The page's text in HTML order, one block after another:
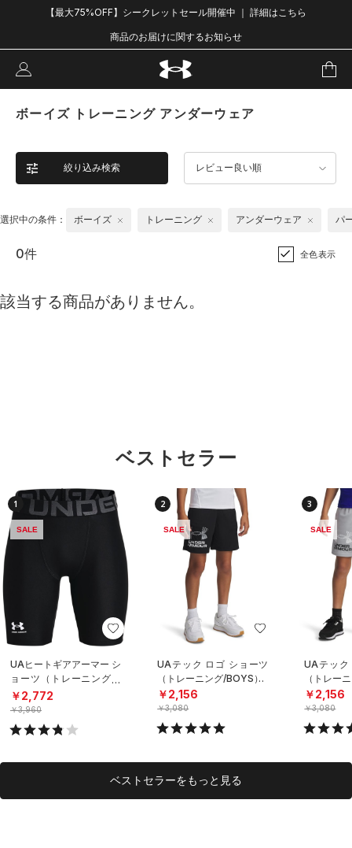
【最大75%OFF】シークレットセール開催中 ｜ 詳細はこちら
商品のお届けに関するお知らせ
ボーイズ トレーニング アンダーウェア
絞り込み検索 レビュー良い順
選択中の条件： ボーイズ トレーニング アンダーウェア パ
0件 全色表示
該当する商品がありません。
ベストセラー
1
SALE
UAヒートギアアーマー シ
ョーツ（トレーニング/B
OYS）
￥2,772
￥3,960
2
SALE
UAテック ロゴ ショーツ
（トレーニング/BOYS）
￥2,156
￥3,080
3
SALE
UAテック
（トレー
￥2,156
￥3,080
ベストセラーをもっと見る